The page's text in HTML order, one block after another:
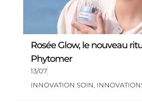
Rosée Glow, le nouveau
Phytomer
13/07
INNOVATION SOIN,